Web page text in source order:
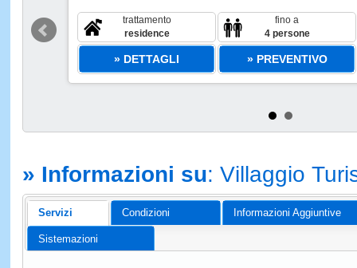
trattamento
residence
fino a
4 persone
» DETTAGLI » PREVENTIVO
» Informazioni su: Villaggio
Servizi Condizioni Informazioni Aggiuntive
Sistemazioni